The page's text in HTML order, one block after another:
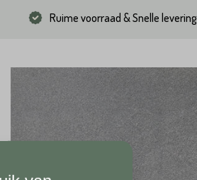
Ruime voorraad & Snelle levering